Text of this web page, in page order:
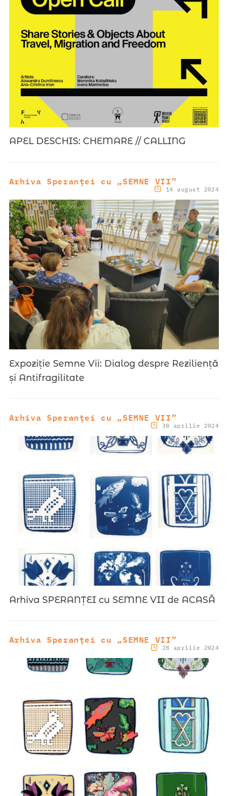
APEL DESCHIS: CHEMARE // CALLING
Arhiva Speranței cu „SEMNE VII”
14 august 2024
Expoziție Semne Vii: Dialog despre Reziliență
și Antifragilitate
Arhiva Speranței cu „SEMNE VII”
30 aprilie 2024
Arhiva SPERANȚEI cu SEMNE VII de ACASĂ
Arhiva Speranței cu „SEMNE VII”
28 aprilie 2024